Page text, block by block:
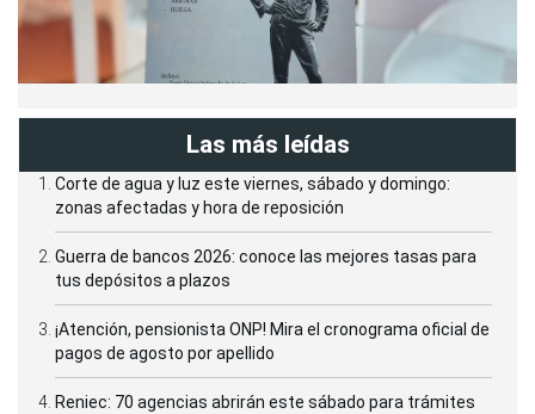
Las más leídas
Corte de agua y luz este viernes, sábado y domingo:
zonas afectadas y hora de reposición
Guerra de bancos 2026: conoce las mejores tasas para
tus depósitos a plazos
¡Atención, pensionista ONP! Mira el cronograma oficial de
pagos de agosto por apellido
Reniec: 70 agencias abrirán este sábado para trámites